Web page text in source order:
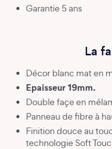
Garantie 5 ans
La
Décor blanc mat en
Epaisseur 19mm.
Double façe en
Panneau de fibre à
Finition douce au
technologie Soft